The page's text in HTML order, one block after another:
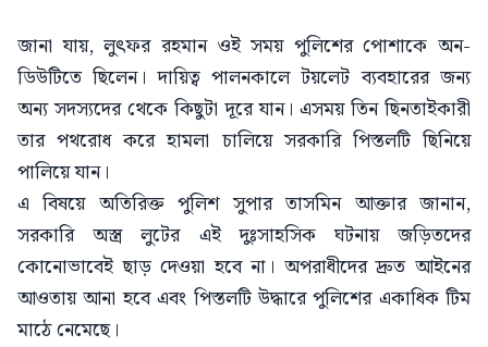
জানা যায়, লুৎফর রহমান ওই সময় পুলিশের পোশাকে অন-
ডিউটিতে ছিলেন। দায়িত্ব পালনকালে টয়লেট ব্যবহারের জন্য
অন্য সদস্যদের থেকে কিছুটা দূরে যান। এসময় তিন ছিনতাইকারী
তার পথরোধ করে হামলা চালিয়ে সরকারি পিস্তলটি ছিনিয়ে
পালিয়ে যান।
এ বিষয়ে অতিরিক্ত পুলিশ সুপার তাসমিন আক্তার জানান,
সরকারি অস্ত্র লুটের এই দুঃসাহসিক ঘটনায় জড়িতদের
কোনোভাবেই ছাড় দেওয়া হবে না। অপরাধীদের দ্রুত আইনের
আওতায় আনা হবে এবং পিস্তলটি উদ্ধারে পুলিশের একাধিক টিম
মাঠে নেমেছে।